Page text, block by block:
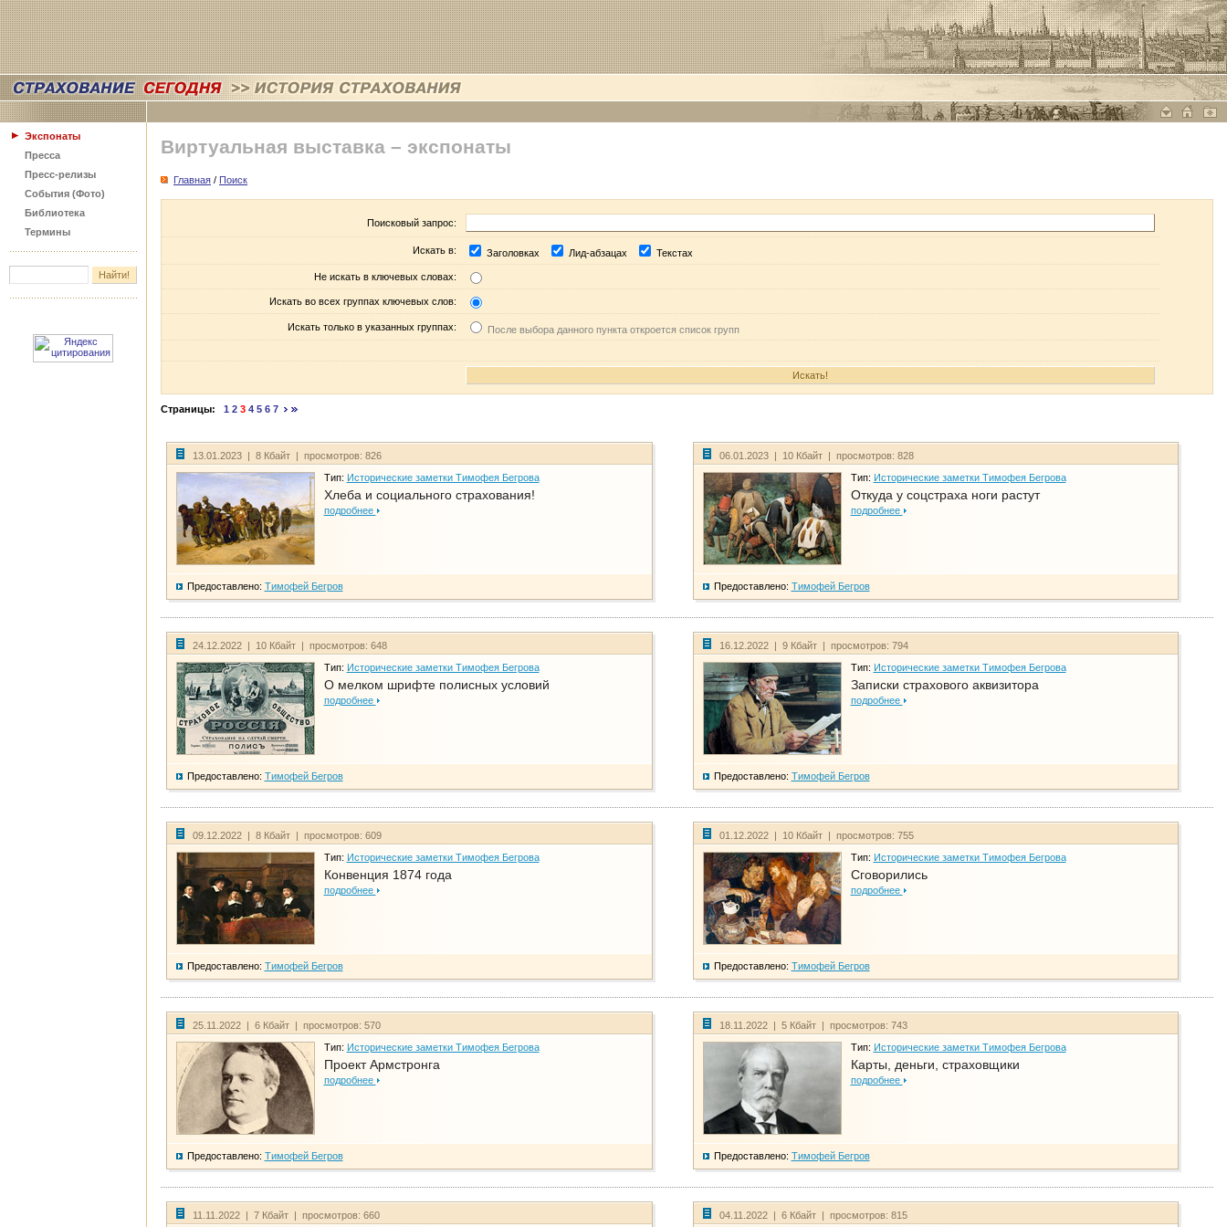
Экспонаты
Пресса
Пресс-релизы
События (Фото)
Библиотека
Термины
Виртуальная выставка – экспонаты
Главная / Поиск
Поисковый запрос:
Искать в: Заголовках Лид-абзацах Текстах
Не искать в ключевых словах:
Искать во всех группах ключевых слов:
Искать только в указанных группах: После выбора данного пункта откроется список групп
Страницы: 1 2 3 4 5 6 7
13.01.2023 | 8 Кбайт | просмотров: 826
Тип: Исторические заметки Тимофея Бегрова
Хлеба и социального страхования!
подробнее
Предоставлено: Тимофей Бегров
06.01.2023 | 10 Кбайт | просмотров: 828
Тип: Исторические заметки Тимофея Бегрова
Откуда у соцстраха ноги растут
подробнее
Предоставлено: Тимофей Бегров
24.12.2022 | 10 Кбайт | просмотров: 648
Тип: Исторические заметки Тимофея Бегрова
О мелком шрифте полисных условий
подробнее
Предоставлено: Тимофей Бегров
16.12.2022 | 9 Кбайт | просмотров: 794
Тип: Исторические заметки Тимофея Бегрова
Записки страхового аквизитора
подробнее
Предоставлено: Тимофей Бегров
09.12.2022 | 8 Кбайт | просмотров: 609
Тип: Исторические заметки Тимофея Бегрова
Конвенция 1874 года
подробнее
Предоставлено: Тимофей Бегров
01.12.2022 | 10 Кбайт | просмотров: 755
Тип: Исторические заметки Тимофея Бегрова
Сговорились
подробнее
Предоставлено: Тимофей Бегров
25.11.2022 | 6 Кбайт | просмотров: 570
Тип: Исторические заметки Тимофея Бегрова
Проект Армстронга
подробнее
Предоставлено: Тимофей Бегров
18.11.2022 | 5 Кбайт | просмотров: 743
Тип: Исторические заметки Тимофея Бегрова
Карты, деньги, страховщики
подробнее
Предоставлено: Тимофей Бегров
11.11.2022 | 7 Кбайт | просмотров: 660 04.11.2022 | 6 Кбайт | просмотров: 815